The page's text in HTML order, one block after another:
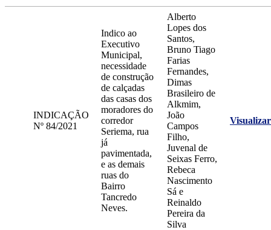
INDICAÇÃO
Nº 84/2021
Indico ao
Executivo
Municipal,
necessidade
de construção
de calçadas
das casas dos
moradores do
corredor
Seriema, rua
já
pavimentada,
e as demais
ruas do
Bairro
Tancredo
Neves.
Alberto
Lopes dos
Santos,
Bruno Tiago
Farias
Fernandes,
Dimas
Brasileiro de
Alkmim,
João
Campos
Filho,
Juvenal de
Seixas Ferro,
Rebeca
Nascimento
Sá e
Reinaldo
Pereira da
Silva
Visualizar